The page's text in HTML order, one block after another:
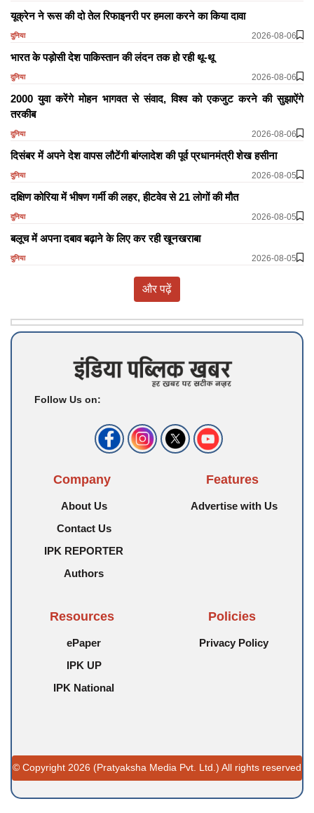
यूक्रेन ने रूस की दो तेल रिफाइनरी पर हमला करने का किया दावा
दुनिया 2026-08-06
भारत के पड़ोसी देश पाकिस्तान की लंदन तक हो रही थू-थू
दुनिया 2026-08-06
2000 युवा करेंगे मोहन भागवत से संवाद, विश्व को एकजुट करने की सुझाऐंगे
तरकीब
दुनिया 2026-08-06
दिसंबर में अपने देश वापस लौटेंगी बांग्लादेश की पूर्व प्रधानमंत्री शेख हसीना
दुनिया 2026-08-05
दक्षिण कोरिया में भीषण गर्मी की लहर, हीटवेव से 21 लोगों की मौत
दुनिया 2026-08-05
बलूच में अपना दबाव बढ़ाने के लिए कर रही खूनखराबा
दुनिया 2026-08-05
और पढ़ें
Follow Us on:
Company
About Us
Contact Us
IPK REPORTER
Authors
Features
Advertise with Us
Resources
ePaper
IPK UP
IPK National
Policies
Privacy Policy
© Copyright 2026 (Pratyaksha Media Pvt. Ltd.) All rights reserved